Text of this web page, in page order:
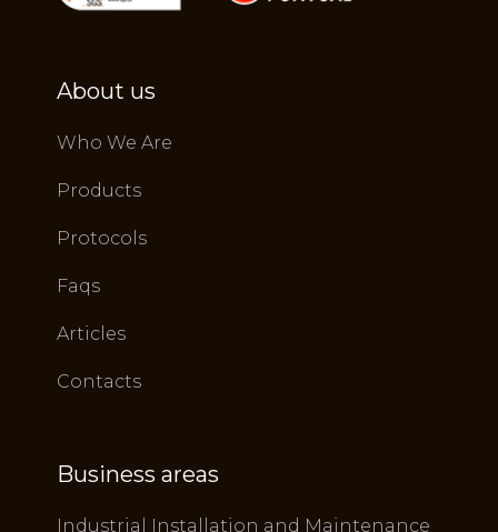
About us
Who We Are
Products
Protocols
Faqs
Articles
Contacts
Business areas
Industrial Installation and Maintenance